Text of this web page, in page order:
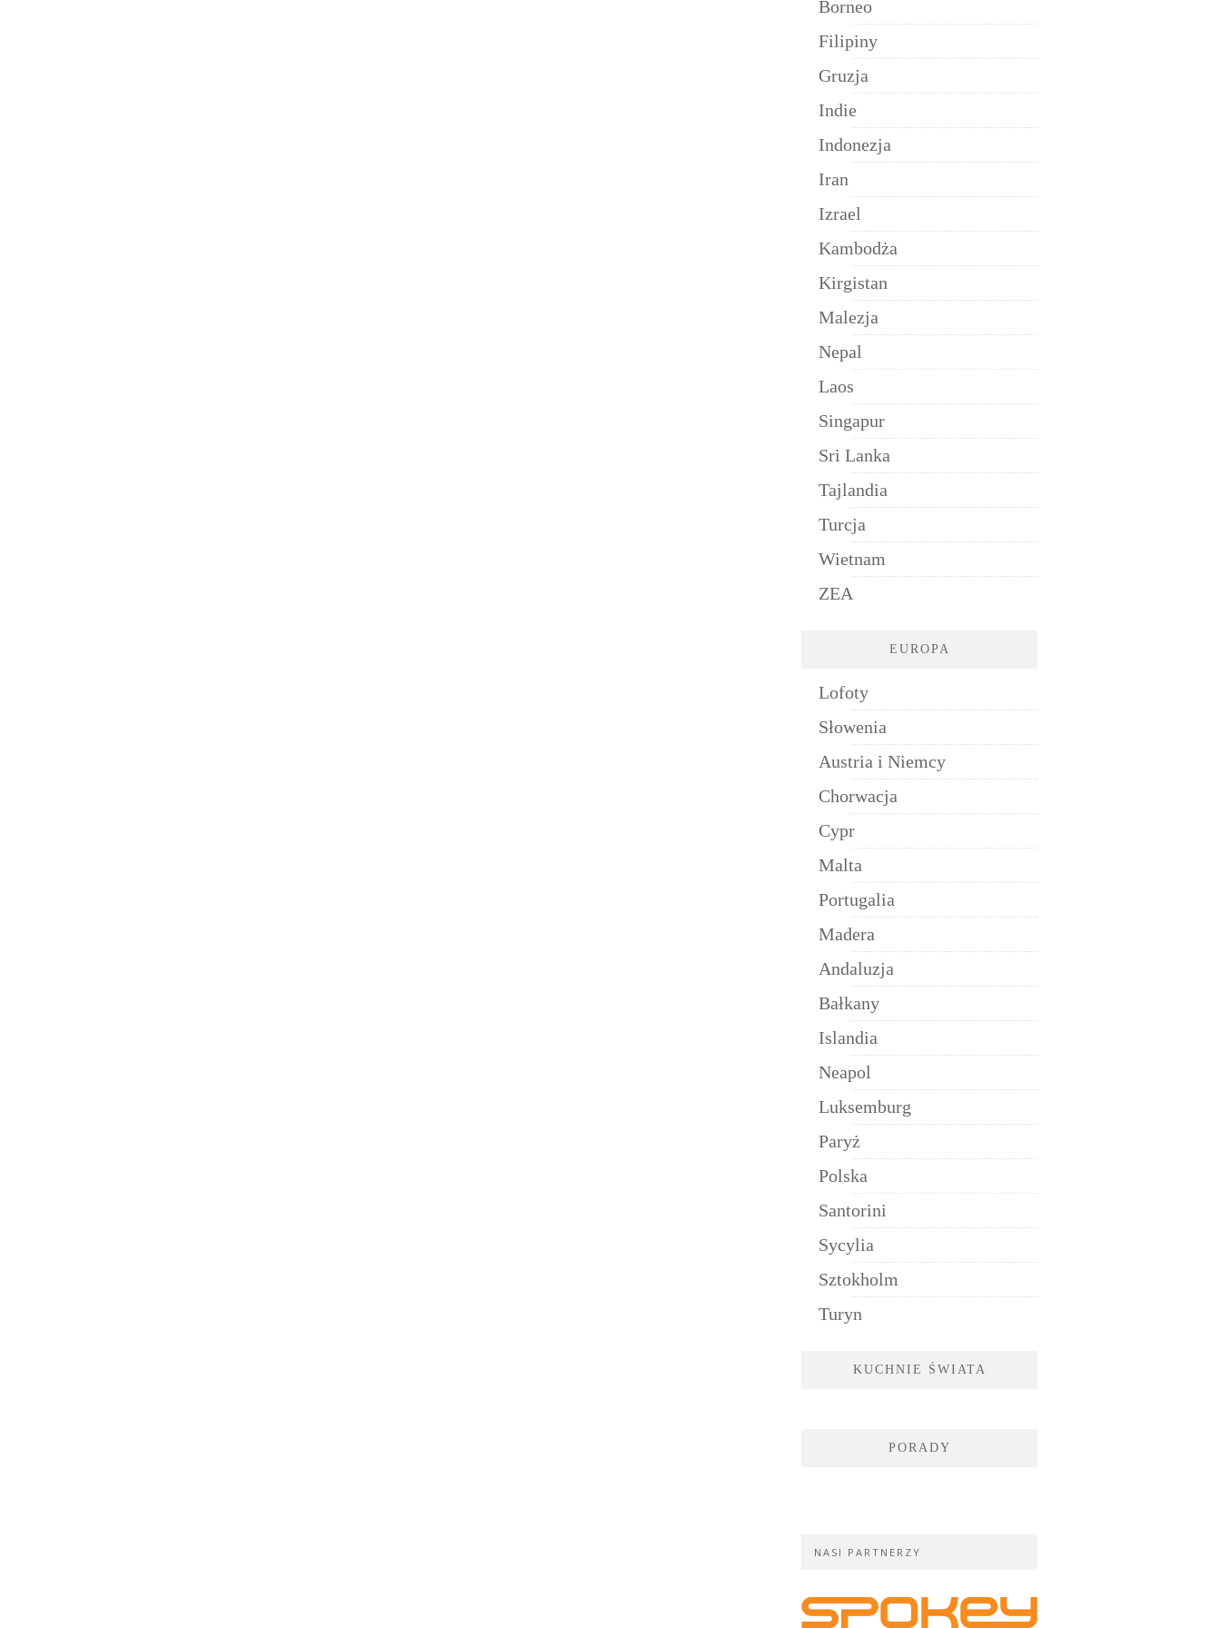
Borneo
Filipiny
Gruzja
Indie
Indonezja
Iran
Izrael
Kambodża
Kirgistan
Malezja
Nepal
Laos
Singapur
Sri Lanka
Tajlandia
Turcja
Wietnam
ZEA
EUROPA
Lofoty
Słowenia
Austria i Niemcy
Chorwacja
Cypr
Malta
Portugalia
Madera
Andaluzja
Bałkany
Islandia
Neapol
Luksemburg
Paryż
Polska
Santorini
Sycylia
Sztokholm
Turyn
KUCHNIE ŚWIATA
PORADY
NASI PARTNERZY